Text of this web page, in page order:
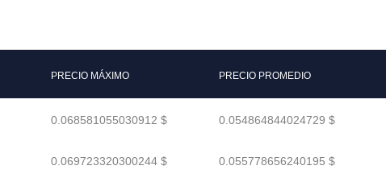
PRECIO MÁXIMO PRECIO PROMEDIO
0.068581055030912 $ 0.054864844024729 $
0.069723320300244 $ 0.055778656240195 $